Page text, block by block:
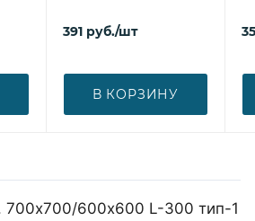
391 руб./шт
В КОРЗИНУ
700х700/600х600 L-300 тип-1